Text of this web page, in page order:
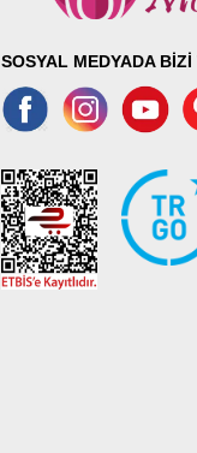
SOSYAL MEDYADA